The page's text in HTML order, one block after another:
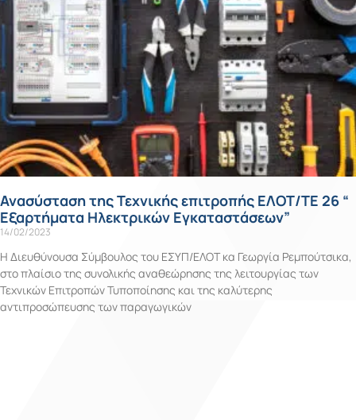
Ανασύσταση της Τεχνικής επιτροπής ΕΛΟΤ/ΤΕ 26 “
Εξαρτήματα Ηλεκτρικών Εγκαταστάσεων”
14/02/2023
Η Διευθύνουσα Σύμβουλος του ΕΣΥΠ/ΕΛΟΤ κα Γεωργία Ρεμπούτσικα,
στο πλαίσιο της συνολικής αναθεώρησης της λειτουργίας των
Τεχνικών Επιτροπών Τυποποίησης και της καλύτερης
αντιπροσώπευσης των παραγωγικών